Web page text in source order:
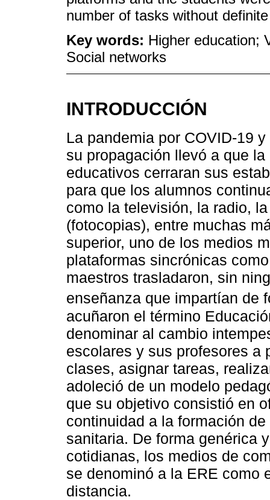
number of tasks without
Key words: Higher education;
Social networks
INTRODUCCIÓN
La pandemia por COVID-19
su propagación llevó a que
educativos cerraran sus
para que los alumnos
como la televisión, la radio,
(fotocopias), entre muchas
superior, uno de los medios
plataformas sincrónicas
maestros trasladaron, sin
enseñanza que impartían de
acuñaron el término
denominar al cambio
escolares y sus profesores a
clases, asignar tareas,
adoleció de un modelo
que su objetivo consistió en
continuidad a la formación
sanitaria. De forma genérica
cotidianas, los medios de
se denominó a la ERE como
distancia.